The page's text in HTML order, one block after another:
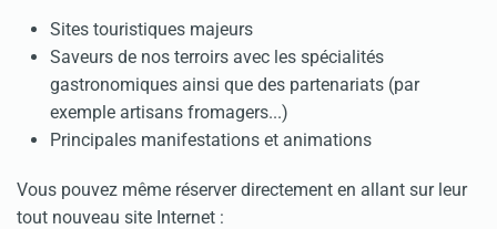
Sites touristiques majeurs
Saveurs de nos terroirs avec les spécialités
gastronomiques ainsi que des partenariats (par
exemple artisans fromagers...)
Principales manifestations et animations
Vous pouvez même réserver directement en allant sur leur
tout nouveau site Internet :